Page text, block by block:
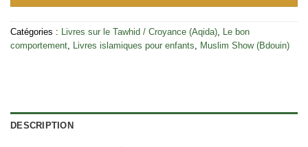
Catégories : Livres sur le Tawhid / Croyance (Aqida) Le bon
comportement Livres islamiques pour enfants Muslim Show (Bdouin)
DESCRIPTION